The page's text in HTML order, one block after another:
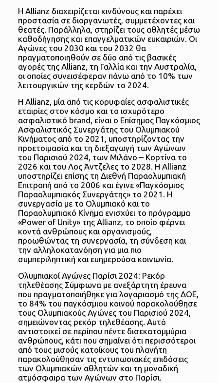
Η Allianz διαχειρίζεται κινδύνους και παρέχει
προστασία σε διοργανωτές, συμμετέχοντες και
θεατές. Παράλληλα, στηρίζει τους αθλητές μέσω
καθοδήγησης και επαγγελματικών ευκαιριών. Οι
Αγώνες του 2030 και του 2032 θα
πραγματοποιηθούν σε δύο από τις βασικές
αγορές της Allianz, τη Γαλλία και την Αυστραλία,
οι οποίες συνεισέφεραν πάνω από το 10% των
λειτουργικών της κερδών το 2024.
Η Allianz, μία από τις κορυφαίες ασφαλιστικές
εταιρίες στον κόσμο και το ισχυρότερο
ασφαλιστικό brand, είναι ο Επίσημος Παγκόσμιος
Ασφαλιστικός Συνεργάτης του Ολυμπιακού
Κινήματος από το 2021, υποστηρίζοντας την
προετοιμασία και τη διεξαγωγή των Αγώνων
του Παρισιού 2024, των Μιλάνο – Κορτίνα το
2026 και του Λος Άντζελες το 2028. Η Allianz
υποστηρίζει επίσης τη Διεθνή Παραολυμπιακή
Επιτροπή από το 2006 και έγινε «Παγκόσμιος
Παραολυμπιακός Συνεργάτης» το 2021. Η
συνεργασία με το Ολυμπιακό και το
Παραολυμπιακό Κίνημα ενισχύει το πρόγραμμα
«Power of Unity» της Allianz, το οποίο φέρνει
κοντά ανθρώπους και οργανισμούς,
προωθώντας τη συνεργασία, τη σύνδεση και
την αλληλοκατανόηση για μια πιο
συμπεριληπτική και ευημερούσα κοινωνία.
Ολυμπιακοί Αγώνες Παρίσι 2024: Ρεκόρ
τηλεθέασης Σύμφωνα με ανεξάρτητη έρευνα
που πραγματοποιήθηκε για λογαριασμό της ΔΟΕ,
το 84% του παγκόσμιου κοινού παρακολούθησε
τους Ολυμπιακούς Αγώνες του Παρισιού 2024,
σημειώνοντας ρεκόρ τηλεθέασης. Αυτό
αντιστοιχεί σε περίπου πέντε δισεκατομμύρια
ανθρώπους, κάτι που σημαίνει ότι περισσότεροι
από τους μισούς κατοίκους του πλανήτη
παρακολούθησαν τις εντυπωσιακές επιδόσεις
των Ολυμπιακών αθλητών και τη μοναδική
ατμόσφαιρα των Αγώνων στο Παρίσι.